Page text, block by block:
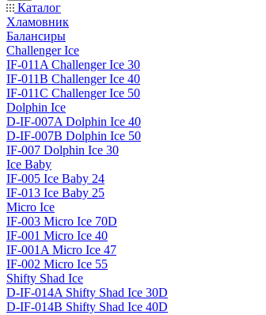
Каталог
Хламовник
Балансиры
Challenger Ice
IF-011A Challenger Ice 30
IF-011B Challenger Ice 40
IF-011C Challenger Ice 50
Dolphin Ice
D-IF-007A Dolphin Ice 40
D-IF-007B Dolphin Ice 50
IF-007 Dolphin Ice 30
Ice Baby
IF-005 Ice Baby 24
IF-013 Ice Baby 25
Micro Ice
IF-003 Micro Ice 70D
IF-001 Micro Ice 40
IF-001A Micro Ice 47
IF-002 Micro Ice 55
Shifty Shad Ice
D-IF-014A Shifty Shad Ice 30D
D-IF-014B Shifty Shad Ice 40D